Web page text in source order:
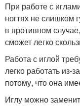
При работе с
ногтях не слишком
в противном
сможет легко
Работа с иглой
легко работать из-
потому, что она
Иглу можно